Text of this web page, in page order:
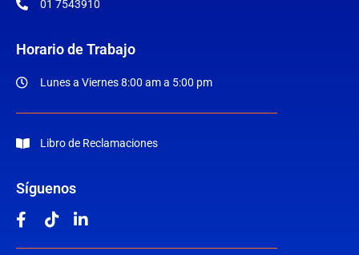
01 7543910
Horario de Trabajo
Lunes a Viernes 8:00 am a 5:00 pm
Libro de Reclamaciones
Síguenos